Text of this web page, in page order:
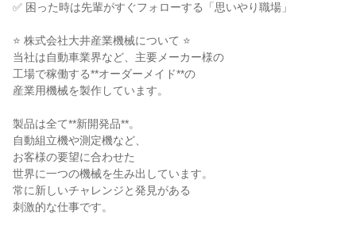
✅ 困った時は先輩がすぐフォローする「思いやり職場」
⭐ 株式会社大井産業機械について ⭐
当社は自動車業界など、主要メーカー様の
工場で稼働する**オーダーメイド**の
産業用機械を製作しています。
製品は全て**新開発品**。
自動組立機や測定機など、
お客様の要望に合わせた
世界に一つの機械を生み出しています。
常に新しいチャレンジと発見がある
刺激的な仕事です。